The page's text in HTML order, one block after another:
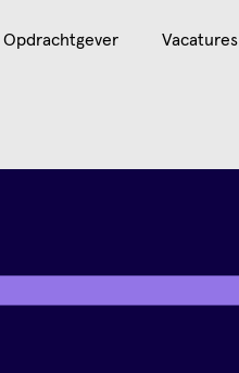
Opdrachtgever Vacatures